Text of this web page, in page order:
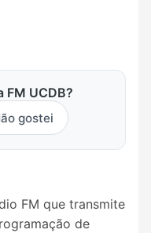
FM UCDB?
gostei
FM que transmite
de